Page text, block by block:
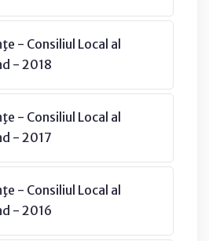
- Consiliul Local al
- 2018
- Consiliul Local al
- 2017
- Consiliul Local al
- 2016